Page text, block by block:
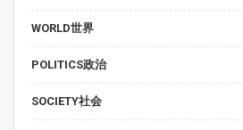
WORLD世界
POLITICS政治
SOCIETY社会